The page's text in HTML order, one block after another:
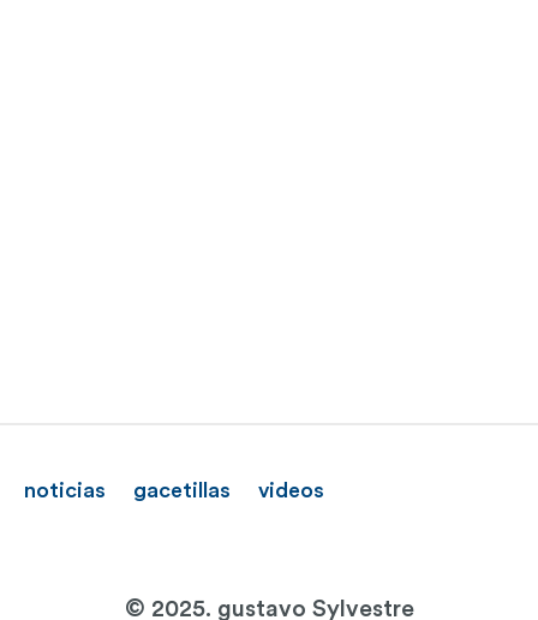
noticias gacetillas videos
© 2025. gustavo Sylvestre